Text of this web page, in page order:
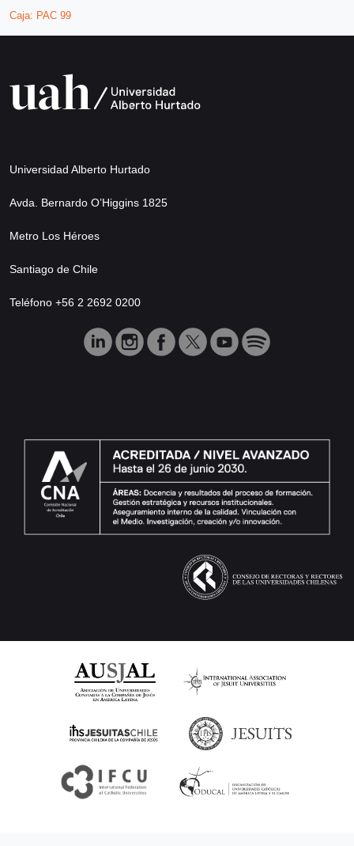
Caja: PAC 99
Universidad Alberto Hurtado
Avda. Bernardo O’Higgins 1825
Metro Los Héroes
Santiago de Chile
Teléfono +56 2 2692 0200